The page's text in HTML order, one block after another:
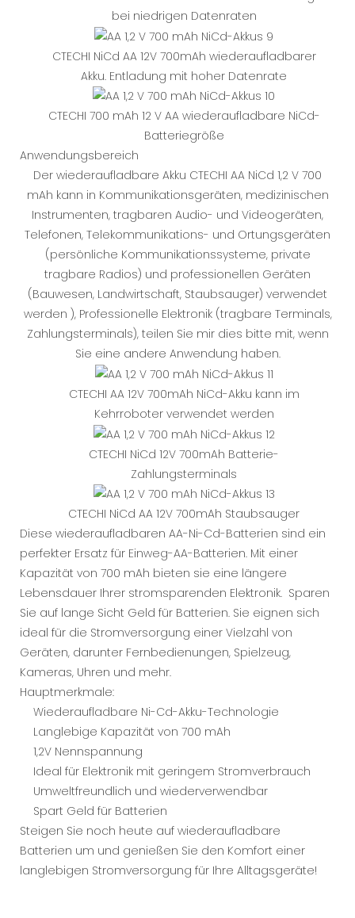
bei niedrigen Datenraten
CTECHI NiCd AA 12V 700mAh wiederaufladbarer
Akku. Entladung mit hoher Datenrate
CTECHI 700 mAh 12 V AA wiederaufladbare NiCd-
Batteriegröße
Anwendungsbereich
Der wiederaufladbare Akku CTECHI AA NiCd 1,2 V 700
mAh kann in Kommunikationsgeräten, medizinischen
Instrumenten, tragbaren Audio- und Videogeräten,
Telefonen, Telekommunikations- und Ortungsgeräten
(persönliche Kommunikationssysteme, private
tragbare Radios) und professionellen Geräten
(Bauwesen, Landwirtschaft, Staubsauger) verwendet
werden ), Professionelle Elektronik (tragbare Terminals,
Zahlungsterminals), teilen Sie mir dies bitte mit, wenn
Sie eine andere Anwendung haben.
CTECHI AA 12V 700mAh NiCd-Akku kann im
Kehrroboter verwendet werden
CTECHI NiCd 12V 700mAh Batterie-
Zahlungsterminals
CTECHI NiCd AA 12V 700mAh Staubsauger
Diese wiederaufladbaren AA-Ni-Cd-Batterien sind ein
perfekter Ersatz für Einweg-AA-Batterien. Mit einer
Kapazität von 700 mAh bieten sie eine längere
Lebensdauer Ihrer stromsparenden Elektronik. Sparen
Sie auf lange Sicht Geld für Batterien. Sie eignen sich
ideal für die Stromversorgung einer Vielzahl von
Geräten, darunter Fernbedienungen, Spielzeug,
Kameras, Uhren und mehr.
Hauptmerkmale:
Wiederaufladbare Ni-Cd-Akku-Technologie
Langlebige Kapazität von 700 mAh
1,2V Nennspannung
Ideal für Elektronik mit geringem Stromverbrauch
Umweltfreundlich und wiederverwendbar
Spart Geld für Batterien
Steigen Sie noch heute auf wiederaufladbare
Batterien um und genießen Sie den Komfort einer
langlebigen Stromversorgung für Ihre Alltagsgeräte!